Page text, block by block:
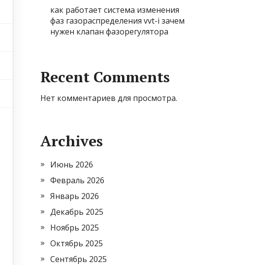
как работает система изменения
фаз газораспределения vvt-i зачем
нужен клапан фазорегулятора
Recent Comments
Нет комментариев для просмотра.
Archives
Июнь 2026
Февраль 2026
Январь 2026
Декабрь 2025
Ноябрь 2025
Октябрь 2025
Сентябрь 2025